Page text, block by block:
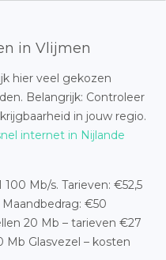
in Vlijmen
hier veel gekozen
Belangrijk: Controleer
in jouw regio.
internet in Nijlande
100 Mb/s. Tarieven: €52,5
€50
20 Mb – tarieven €27
Glasvezel – kosten